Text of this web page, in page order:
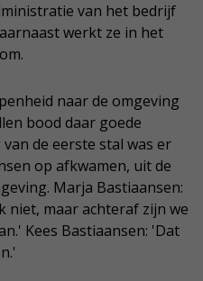
van het bedrijf
werkt ze in het
naar de omgeving
bood daar goede
de eerste stal was er
op afkwamen, uit de
Marja Bastiaansen:
niet, maar achteraf zijn we
Kees Bastiaansen: 'Dat